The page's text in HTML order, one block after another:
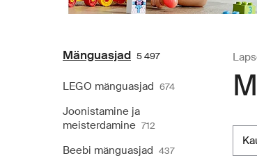
Mänguasjad 5 497
LEGO mänguasjad 674
Joonistamine ja
meisterdamine 712
Beebi mänguasjad 437